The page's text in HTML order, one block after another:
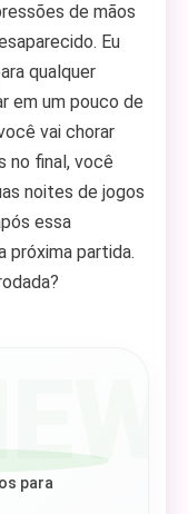
de mãos
Eu
qualquer
em um pouco de
vai chorar
no final, você
noites de jogos
essa
próxima partida.
para